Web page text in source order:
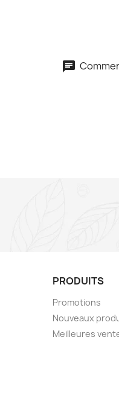
PRODUITS
Promotions
Nouveaux
Meilleures